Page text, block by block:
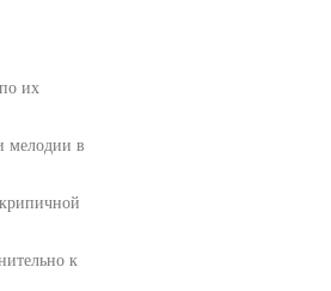
их
мелодии в
к